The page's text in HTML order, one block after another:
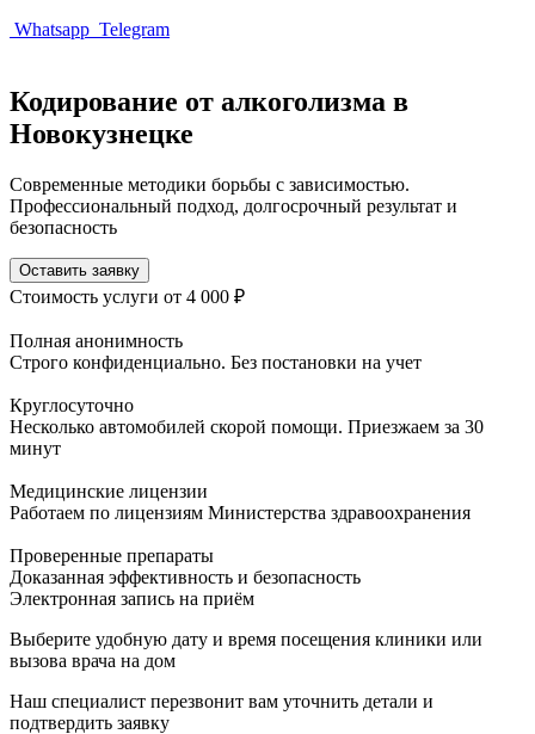
Whatsapp Telegram
Кодирование от алкоголизма в
Новокузнецке
Современные методики борьбы с зависимостью.
Профессиональный подход, долгосрочный результат и
безопасность
Оставить заявку
Стоимость услуги от 4 000 ₽
Полная анонимность
Строго конфиденциально. Без постановки на учет
Круглосуточно
Несколько автомобилей скорой помощи. Приезжаем за 30
минут
Медицинские лицензии
Работаем по лицензиям Министерства здравоохранения
Проверенные препараты
Доказанная эффективность и безопасность
Электронная запись на приём
Выберите удобную дату и время посещения клиники или
вызова врача на дом
Наш специалист перезвонит вам уточнить детали и
подтвердить заявку